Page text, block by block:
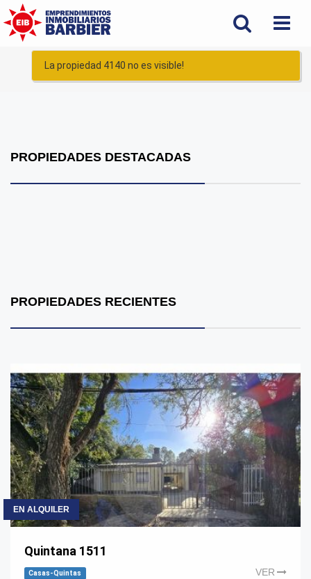
La propiedad 4140 no es visible!
PROPIEDADES DESTACADAS
PROPIEDADES RECIENTES
EN ALQUILER
Quintana 1511
Casas-Quintas VER